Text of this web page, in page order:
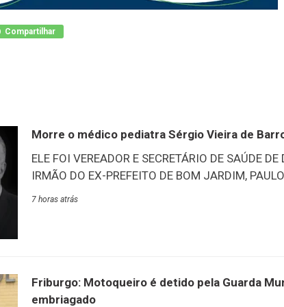
Compartilhar
Morre o médico pediatra Sérgio Vieira de
ELE FOI VEREADOR E SECRETÁRIO DE SAÚDE
IRMÃO DO EX-PREFEITO DE BOM JARDIM,
de Duas Barras, através de suas redes sociais,
Jardim, Paulo Barros. O corpo está sendo velado
Bom Jardim até às 14
7 horas atrás
Friburgo: Motoqueiro é detido pela Guarda
embriagado